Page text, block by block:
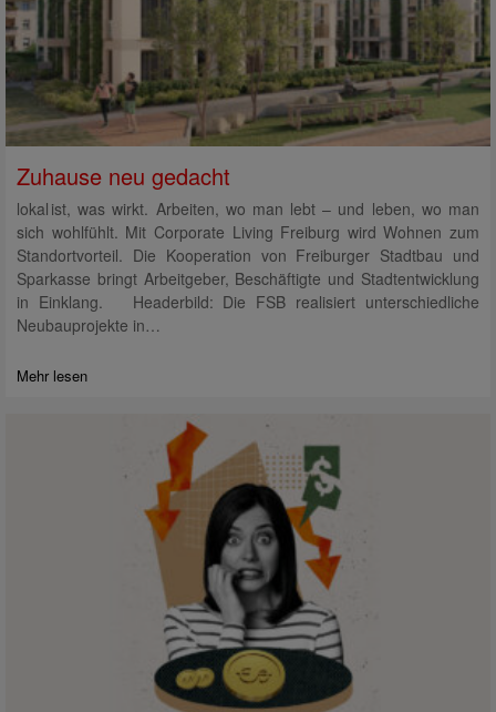
Zuhause neu gedacht
lokal ist, was wirkt. Arbeiten, wo man lebt – und leben, wo man
sich wohlfühlt. Mit Corporate Living Freiburg wird Wohnen zum
Standortvorteil. Die Kooperation von Freiburger Stadtbau und
Sparkasse bringt Arbeitgeber, Beschäftigte und Stadtentwicklung
in Einklang. Headerbild: Die FSB realisiert unterschiedliche
Neubauprojekte in…
Mehr lesen